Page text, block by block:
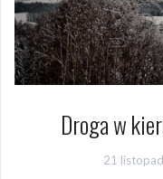
Droga w
21